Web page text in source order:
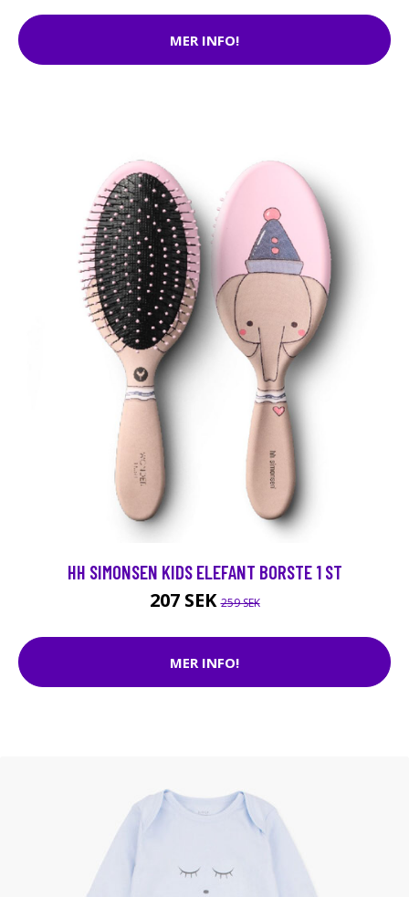
MER INFO!
HH SIMONSEN KIDS ELEFANT BORSTE 1 ST
207 SEK259 SEK
MER INFO!